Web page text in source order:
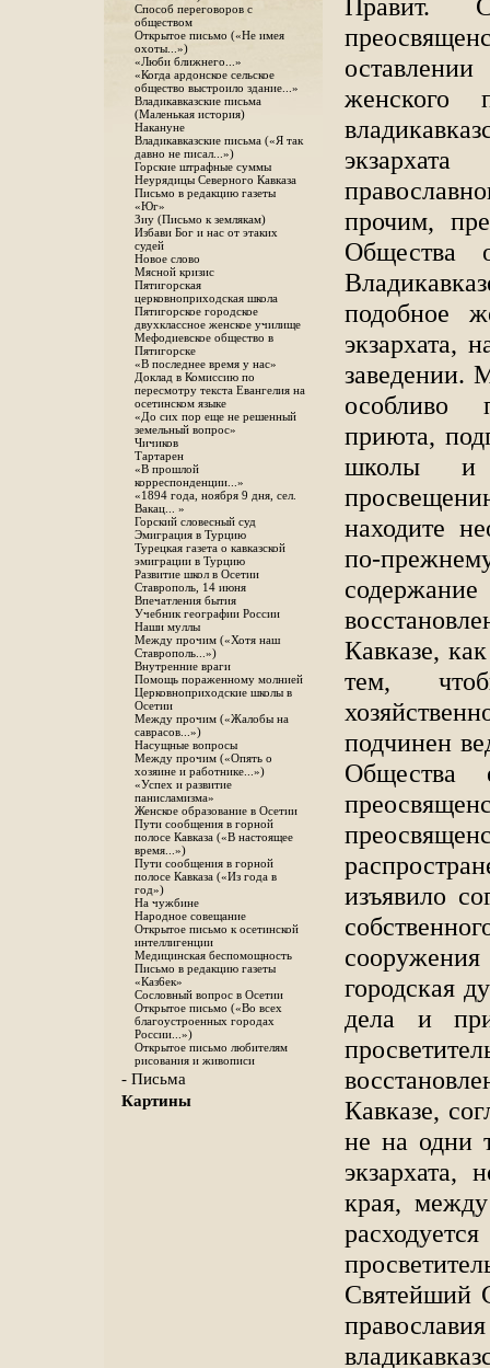
Способ переговоров с
обществом
Открытое письмо («Не имея
охоты...»)
«Люби ближнего...»
«Когда ардонское сельское
общество выстроило здание...»
Владикавказские письма
(Маленькая история)
Накануне
Владикавказские письма («Я так
давно не писал...»)
Горские штрафные суммы
Неурядицы Северного Кавказа
Письмо в редакцию газеты
«Юг»
Зиу (Письмо к землякам)
Избави Бог и нас от этаких
судей
Новое слово
Мясной кризис
Пятигорская
церковноприходская школа
Пятигорское городское
двухклассное женское училище
Мефодиевское общество в
Пятигорске
«В последнее время у нас»
Доклад в Комиссию по
пересмотру текста Евангелия на
осетинском языке
«До сих пор еще не решенный
земельный вопрос»
Чичиков
Тартарен
«В прошлой
корреспонденции...»
«1894 года, ноября 9 дня, сел.
Вакац... »
Горский словесный суд
Эмиграция в Турцию
Турецкая газета о кавказской
эмиграции в Турцию
Развитие школ в Осетии
Ставрополь, 14 июня
Впечатления бытия
Учебник географии России
Наши муллы
Между прочим («Хотя наш
Ставрополь...»)
Внутренние враги
Помощь пораженному молнией
Церковноприходские школы в
Осетии
Между прочим («Жалобы на
саврасов...»)
Насущные вопросы
Между прочим («Опять о
хозяине и работнике...»)
«Успех и развитие
панисламизма»
Женское образование в Осетии
Пути сообщения в горной
полосе Кавказа («В настоящее
время...»)
Пути сообщения в горной
полосе Кавказа («Из года в
год»)
На чужбине
Народное совещание
Открытое письмо к осетинской
интеллигенции
Медицинская беспомощность
Письмо в редакцию газеты
«Каз6ек»
Сословный вопрос в Осетии
Открытое письмо («Во всех
благоустроенных городах
России...»)
Открытое письмо любителям
рисования и живописи
- Письма
Картины
Правит.
женского
прочим,
Общества
подобное
экзархата,
заведении.
особливо
приюта,
школы и
находите
по-
Кавказе,
тем,
подчинен
Общества
изъявило
городская
дела и
Кавказе,
не на одни
экзархата,
края,
Святейший